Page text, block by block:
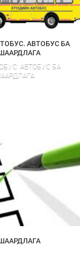
АВТОБУС БA
АВТОБУС БA